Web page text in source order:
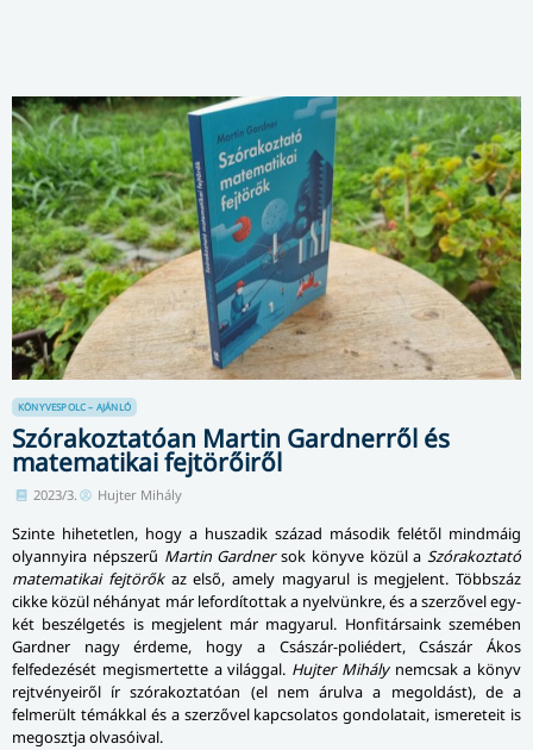
KÖNYVESPOLC – AJÁNLÓ
Szórakoztatóan Martin Gardnerről és
matematikai fejtörőiről
2023/3. Hujter Mihály
Szinte hihetetlen, hogy a huszadik század második felétől mindmáig
olyannyira népszerű Martin Gardnersok könyve közül a Szórakoztató
matematikai fejtörőkaz első, amely magyarul is megjelent. Többszáz
cikke közül néhányat már lefordítottak a nyelvünkre, és a szerzővel egy-
két beszélgetés is megjelent már magyarul. Honfitársaink szemében
Gardner nagy érdeme, hogy a Császár-poliédert, Császár Ákos
felfedezését megismertette a világgal. Hujter Mihálynemcsak a könyv
rejtvényeiről ír szórakoztatóan (el nem árulva a megoldást), de a
felmerült témákkal és a szerzővel kapcsolatos gondolatait, ismereteit is
megosztja olvasóival.